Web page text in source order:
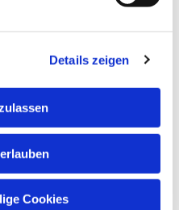
Details zeigen
Cookies